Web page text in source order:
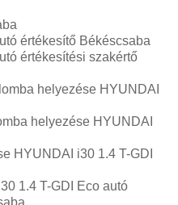
értékesítő Békéscsaba
értékesítési szakértő
helyezése HYUNDAI
helyezése HYUNDAI
HYUNDAI i30 1.4 T-GDI
1.4 T-GDI Eco autó